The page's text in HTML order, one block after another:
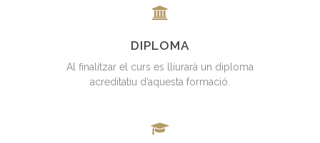
DIPLOMA
Al finalitzar el curs es lliurarà un diploma
acreditatiu d’aquesta formació.